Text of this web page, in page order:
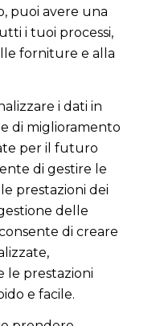
puoi avere una
i tuoi processi,
forniture e alla
i dati in
di miglioramento
per il futuro
di gestire le
prestazioni dei
delle
di creare
le prestazioni
e facile.